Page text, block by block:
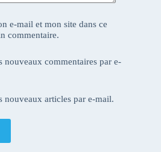
e-mail et mon site dans ce
commentaire.
nouveaux commentaires par e-
nouveaux articles par e-mail.